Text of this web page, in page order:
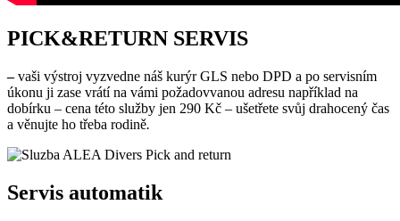
PICK&RETURN SERVIS
–vaši výstroj vyzvedne náš kurýr GLS nebo DPD a po servisním
úkonu ji zase vrátí na vámi požadovvanou adresu například na
dobírku – cena této služby jen 290 Kč – ušetřete svůj drahocený čas
a věnujte ho třeba rodině.
Servis automatik